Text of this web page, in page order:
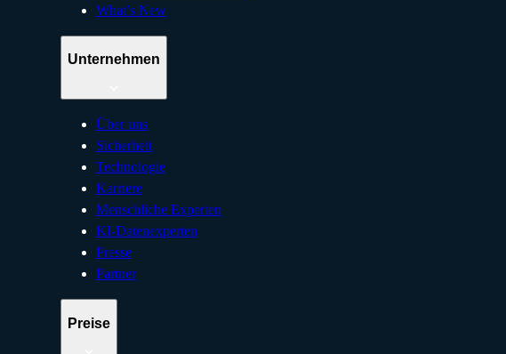
What’s New
Unternehmen
Über uns
Sicherheit
Technologie
Karriere
Menschliche Experten
KI-Datenexperten
Presse
Partner
Preise